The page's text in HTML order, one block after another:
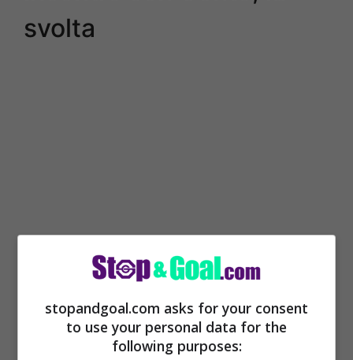
svolta
Un colpo di scena inaspettato può
verificarsi nelle prossime settimane,
perché siamo sempre a meno della fine
stopandgoal.com asks for your consent
to use your personal data for the
following purposes: